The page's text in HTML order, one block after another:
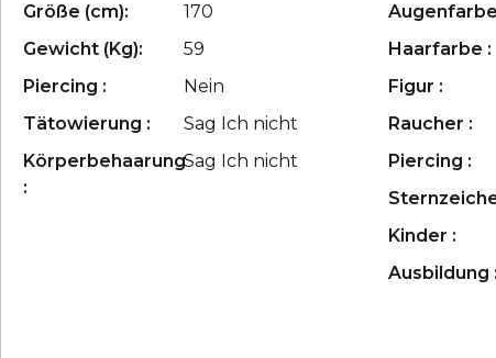
Größe (cm):
170
Gewicht (Kg):
59
Piercing :
Nein
Tätowierung :
Sag Ich nicht
Körperbehaarung
:
Sag Ich nicht
Haarfarbe :
Figur :
Raucher :
Piercing :
Kinder :
Ausbildung :